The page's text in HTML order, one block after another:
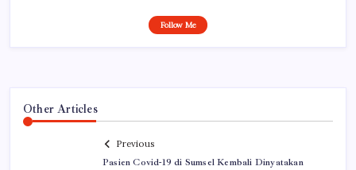
Follow Me
Other Articles
Previous
Pasien Covid-19 di Sumsel Kembali Dinyatakan